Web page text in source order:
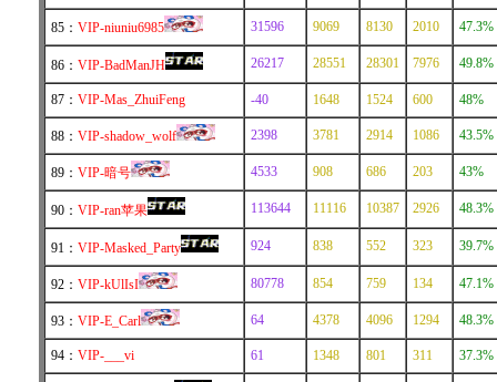
85： VIP-niuniu6985 31596 9069 8130 2010 47.3%
86： VIP-BadManJH 26217 28551 28301 7976 49.8%
87： VIP-Mas_ZhuiFeng -40 1648 1524 600 48%
88： VIP-shadow_wolf 2398 3781 2914 1086 43.5%
89： VIP-暗号 4533 908 686 203 43%
90： VIP-ran苹果 113644 11116 10387 2926 48.3%
91： VIP-Masked_Party 924 838 552 323 39.7%
92： VIP-kUlIsI 80778 854 759 134 47.1%
93： VIP-E_Carl 64 4378 4096 1294 48.3%
94： VIP-___vi 61 1348 801 311 37.3%